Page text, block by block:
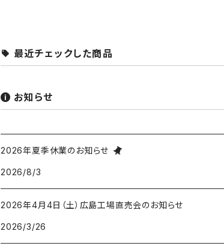
最近チェックした商品
お知らせ
2026年夏季休業のお知らせ
2026/8/3
2026年4月4日（土）広島工場直売会のお知らせ
2026/3/26